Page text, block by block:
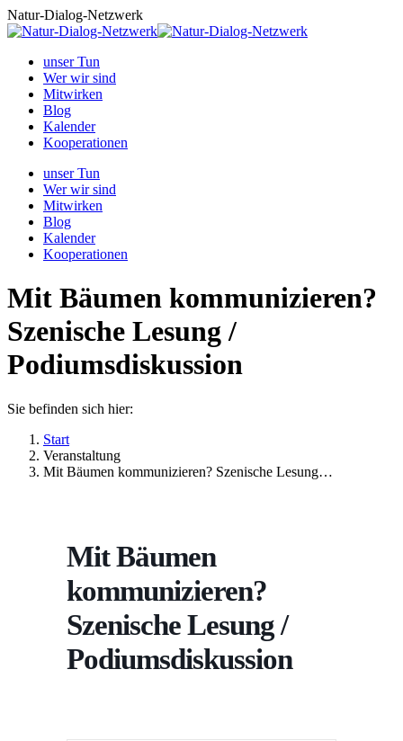
Zum
Inhalt
Natur-Dialog-Netzwerk
unser Tun
Wer wir sind
Mitwirken
Blog
Kalender
Kooperationen
unser Tun
Wer wir sind
Mitwirken
Blog
Kalender
Kooperationen
Mit Bäumen kommunizieren?
Szenische Lesung /
Podiumsdiskussion
Sie befinden sich hier:
Start
Veranstaltung
Mit Bäumen kommunizieren? Szenische Lesung…
Mit Bäumen
kommunizieren?
Szenische Lesung /
Podiumsdiskussion